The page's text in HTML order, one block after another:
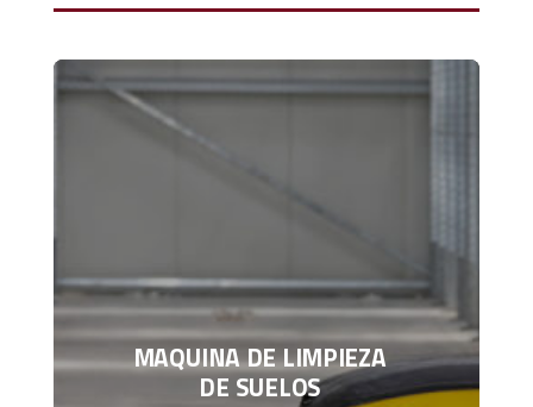
MAQUINA DE LIMPIEZA
DE SUELOS